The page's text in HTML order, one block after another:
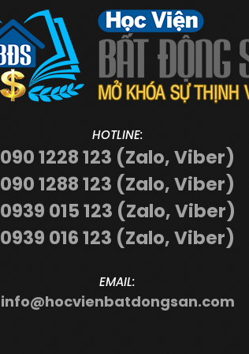
HOTLINE:
090 1228 123 (Zalo, Viber)
090 1288 123 (Zalo, Viber)
0939 015 123 (Zalo, Viber)
0939 016 123 (Zalo, Viber)
EMAIL:
info@hocvienbatdongsan.com